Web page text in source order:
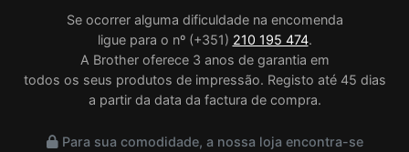
Se ocorrer alguma dificuldade na encomenda
ligue para o nº (+351) 210 195 474.
A Brother oferece 3 anos de garantia em
todos os seus produtos de impressão. Registo até 45 dias
a partir da data da factura de compra.
Para sua comodidade, a nossa loja encontra-se